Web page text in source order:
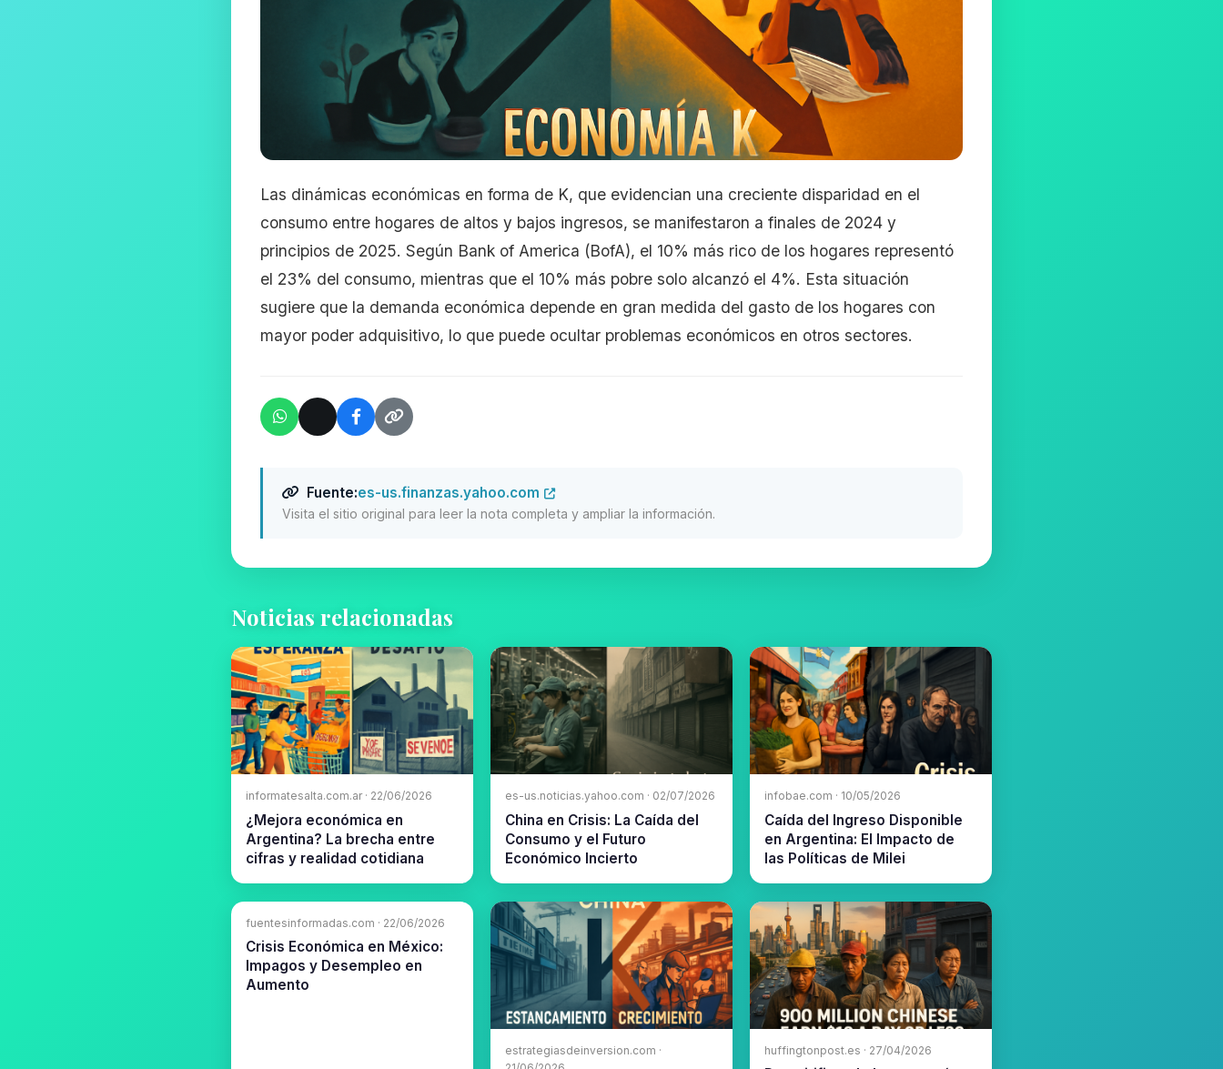
Las dinámicas económicas en forma de K, que evidencian una creciente disparidad en el
consumo entre hogares de altos y bajos ingresos, se manifestaron a finales de 2024 y
principios de 2025. Según Bank of America (BofA), el 10% más rico de los hogares representó
el 23% del consumo, mientras que el 10% más pobre solo alcanzó el 4%. Esta situación
sugiere que la demanda económica depende en gran medida del gasto de los hogares con
mayor poder adquisitivo, lo que puede ocultar problemas económicos en otros sectores.
Fuente:es-us.finanzas.yahoo.com
Visita el sitio original para leer la nota completa y ampliar la información.
Noticias relacionadas
informatesalta.com.ar · 22/06/2026
¿Mejora económica en
Argentina? La brecha entre
cifras y realidad cotidiana
es-us.noticias.yahoo.com · 02/07/2026
China en Crisis: La Caída del
Consumo y el Futuro
Económico Incierto
infobae.com · 10/05/2026
Caída del Ingreso Disponible
en Argentina: El Impacto de
las Políticas de Milei
fuentesinformadas.com · 22/06/2026
Crisis Económica en México:
Impagos y Desempleo en
Aumento
estrategiasdeinversion.com ·
huffingtonpost.es · 27/04/2026